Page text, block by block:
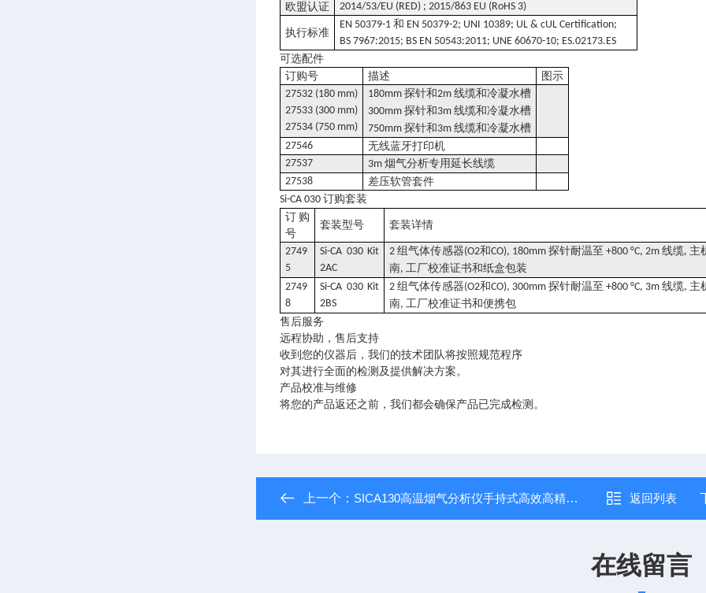
欧盟认证
2014/53/EU (RED) ; 2015/863 EU (RoHS 3)
执行标准
EN 50379-1和 EN 50379-2; UNI 10389; UL & cUL Certification;
BS 7967:2015; BS EN 50543:2011; UNE 60670-10; ES.02173.ES
可选配件
订购号
描述
图示
27532 (180 mm)
27533 (300 mm)
27534 (750 mm)
180mm探针和2m线缆和冷凝水槽
300mm探针和 3m线缆和冷凝水槽
750mm探针和 3m线缆和冷凝水槽
27546
无线蓝牙打印机
27537
3m烟气分析专用延长线缆
27538
差压软管套件
Si-CA 030订购套装
订购
号
套装型号 套装详情
2749
5
Si-CA 030 Kit
2AC
2组气体传感器(O2和CO), 180mm 探针耐温至 +800 °C, 2m线缆,主
南,工厂校准证书和纸盒包装
2749
8
Si-CA 030 Kit
2BS
2组气体传感器(O2和CO), 300mm 探针耐温至 +800 °C, 3m线缆,主
南,工厂校准证书和便携包
售后服务
远程协助，售后支持
收到您的仪器后，我们的技术团队将按照规范程序
对其进行全面的检测及提供解决方案。
产品校准与维修
将您的产品返还之前，我们都会确保产品已完成检测。
上一个： SICA130高温烟气分析仪手持式高效高精度仪器 返回列表
在线留言